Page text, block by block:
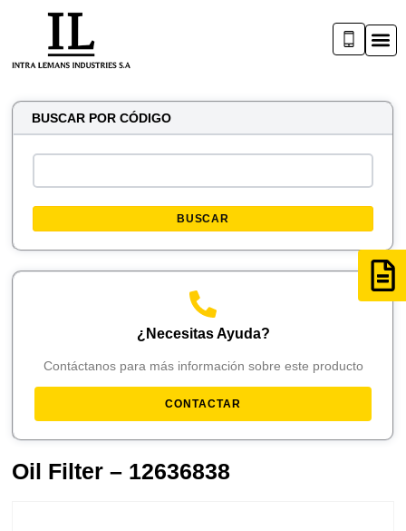
BUSCAR POR CÓDIGO
BUSCAR
¿Necesitas Ayuda?
Contáctanos para más información sobre este producto
CONTACTAR
Oil Filter – 12636838